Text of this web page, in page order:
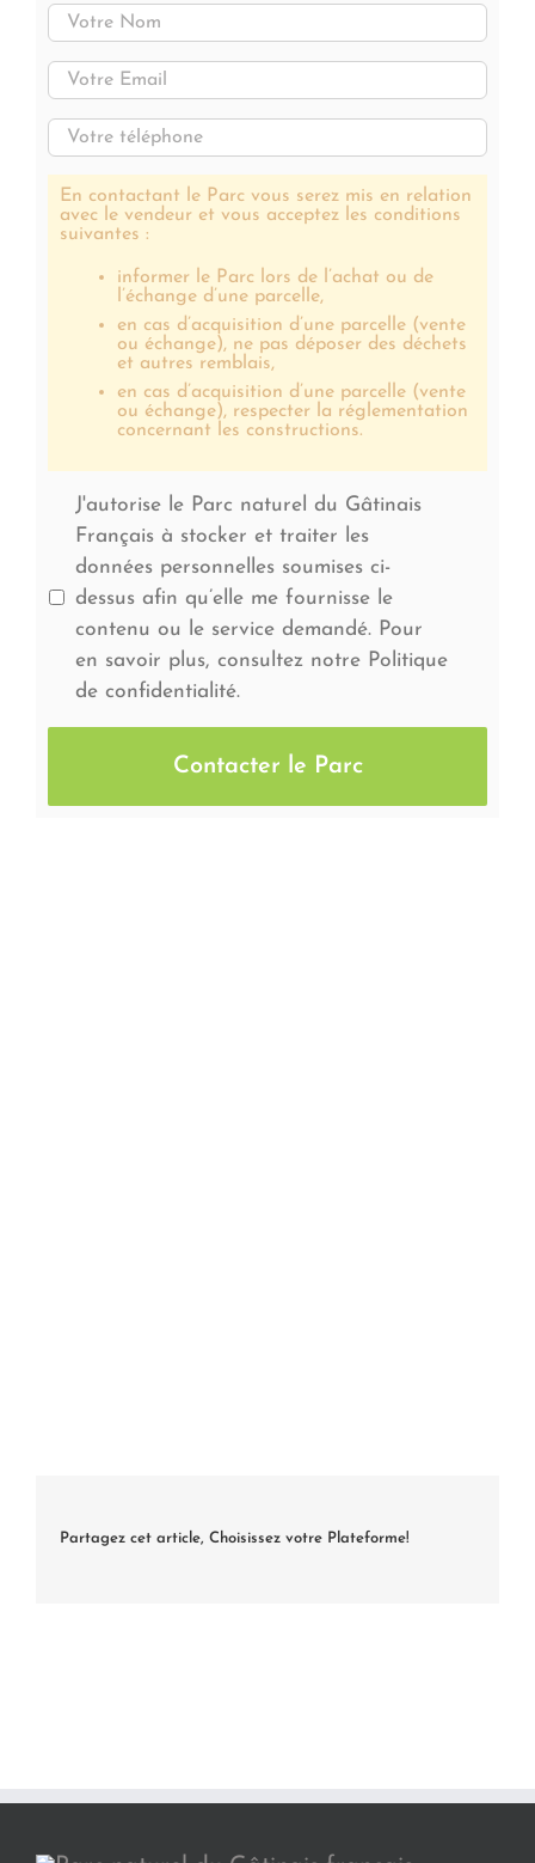
En contactant le Parc vous serez mis en relation
avec le vendeur et vous acceptez les conditions
suivantes :
informer le Parc lors de l’achat ou de
l’échange d’une parcelle,
en cas d’acquisition d’une parcelle (vente
ou échange), ne pas déposer des déchets
et autres remblais,
en cas d’acquisition d’une parcelle (vente
ou échange), respecter la réglementation
concernant les constructions.
J'autorise le Parc naturel du Gâtinais
Français à stocker et traiter les
données personnelles soumises ci-
dessus afin qu’elle me fournisse le
contenu ou le service demandé. Pour
en savoir plus, consultez notre Politique
de confidentialité.
Partagez cet article, Choisissez votre Plateforme!